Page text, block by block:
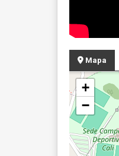
Mapa
+
−